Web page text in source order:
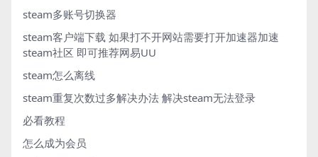
steam多账号切换器
steam客户端下载 如果打不开网站需要打开加速器加速
steam社区 即可推荐网易UU
steam怎么离线
steam重复次数过多解决办法 解决steam无法登录
必看教程
怎么成为会员